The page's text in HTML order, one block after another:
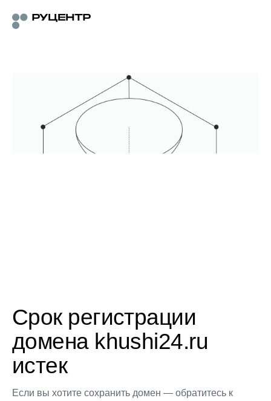
Срок регистрации
домена khushi24.ru
истек
Если вы хотите сохранить домен — обратитесь к